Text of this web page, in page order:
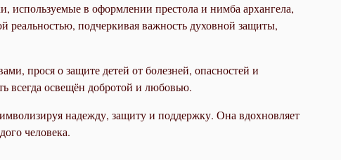
используемые в оформлении престола и нимба архангела,
реальностью, подчеркивая важность духовной защиты,
прося о защите детей от болезней, опасностей и
всегда освещён добротой и любовью.
надежду, защиту и поддержку. Она вдохновляет
человека.